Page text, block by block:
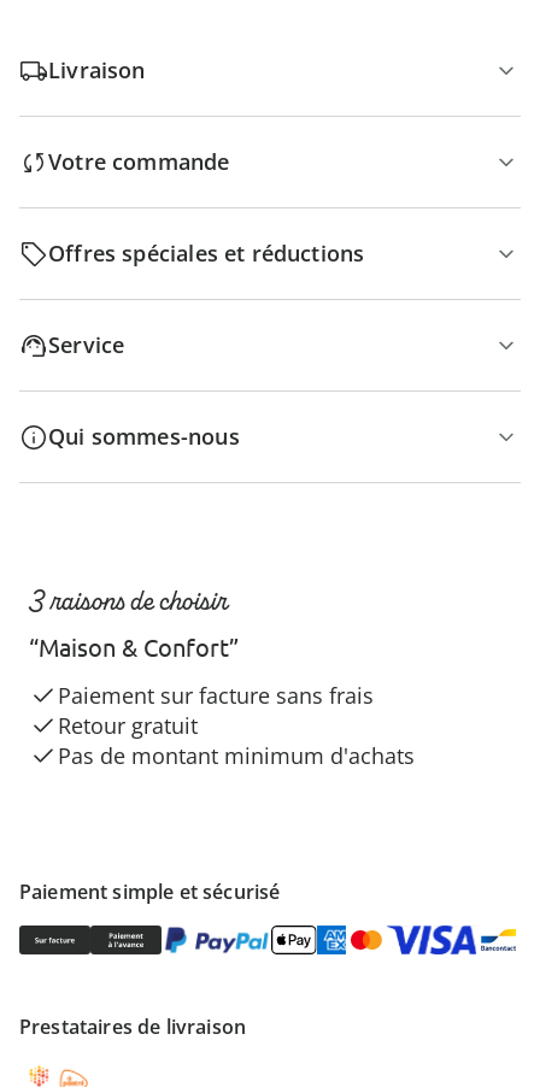
Livraison
Votre commande
Offres spéciales et réductions
Service
Qui sommes-nous
Paiement simple et sécurisé
Prestataires de livraison
3 raisons de choisir
“Maison & Confort”
Paiement sur facture sans frais
Retour gratuit
Pas de montant minimum d'achats